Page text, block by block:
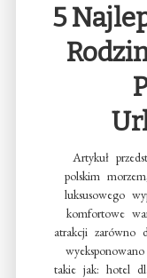
5
Artykuł
polskim
luksusowego
komfortowe
atrakcji zarówno
takie jak: hotel